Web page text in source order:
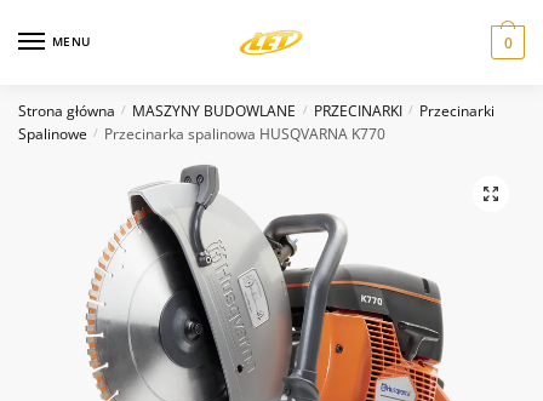
MENU 0
Strona główna / MASZYNY BUDOWLANE / PRZECINARKI / Przecinarki
Spalinowe / Przecinarka spalinowa HUSQVARNA K770
Wyślij